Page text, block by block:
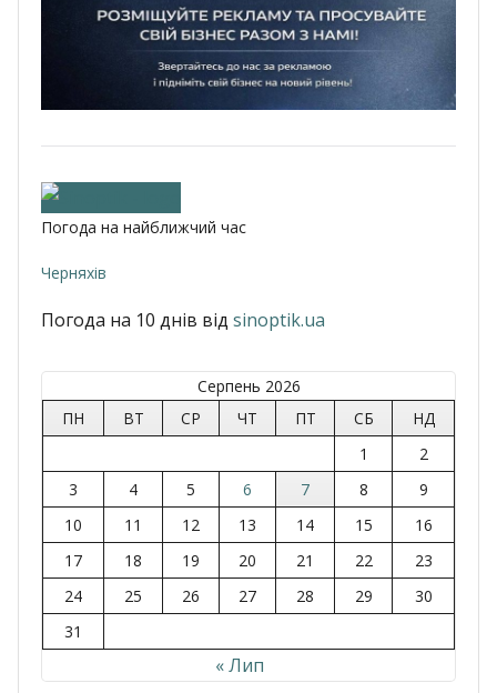
Погода на найближчий час
Черняхів
Погода на 10 днів від sinoptik.ua
Серпень 2026
ПН
ВТ СР ЧТ ПТ СБ
НД
1
2
3
4 5 6 7 8
9
10
11 12 13 14 15
16
17
18 19 20 21 22
23
24
25 26 27 28 29
30
31
« Лип